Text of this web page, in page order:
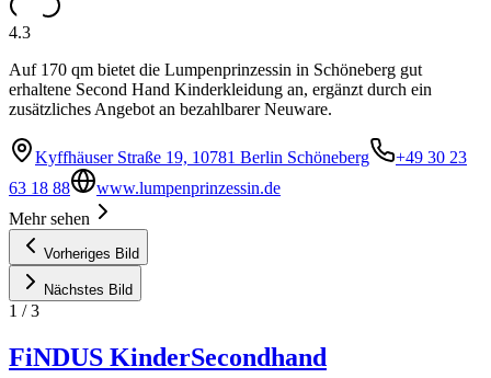
4.3
Auf 170 qm bietet die Lumpenprinzessin in Schöneberg gut
erhaltene Second Hand Kinderkleidung an, ergänzt durch ein
zusätzliches Angebot an bezahlbarer Neuware.
Kyffhäuser Straße 19, 10781 Berlin Schöneberg
+49 30 23
63 18 88
www.lumpenprinzessin.de
Mehr sehen
Vorheriges Bild
Nächstes Bild
1 /3
FiNDUS KinderSecondhand